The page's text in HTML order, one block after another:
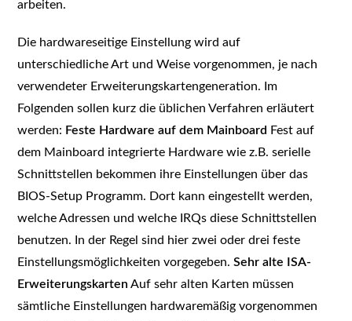
arbeiten.
Die hardwareseitige Einstellung wird auf
unterschiedliche Art und Weise vorgenommen, je nach
verwendeter Erweiterungskartengeneration. Im
Folgenden sollen kurz die üblichen Verfahren erläutert
werden: Feste Hardware auf dem Mainboard Fest auf
dem Mainboard integrierte Hardware wie z.B. serielle
Schnittstellen bekommen ihre Einstellungen über das
BIOS-Setup Programm. Dort kann eingestellt werden,
welche Adressen und welche IRQs diese Schnittstellen
benutzen. In der Regel sind hier zwei oder drei feste
Einstellungsmöglichkeiten vorgegeben.Sehr alte ISA-
Erweiterungskarten Auf sehr alten Karten müssen
sämtliche Einstellungen hardwaremäßig vorgenommen